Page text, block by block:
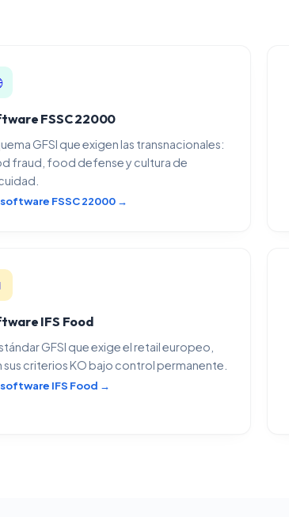
FSSC 22000
GFSI que exigen las transnacionales:
fraud, food defense y cultura de
software FSSC 22000 →
IFS Food
GFSI que exige el retail europeo,
sus criterios KO bajo control permanente.
software IFS Food →